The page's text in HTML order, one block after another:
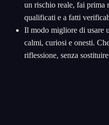
un rischio reale, fai prima
qualificati e a fatti
Il modo migliore di usare
calmi, curiosi e onesti.
riflessione, senza